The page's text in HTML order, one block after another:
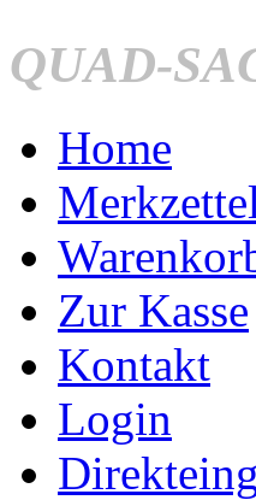
QUAD-
Home
Zur Kasse
Kontakt
Login